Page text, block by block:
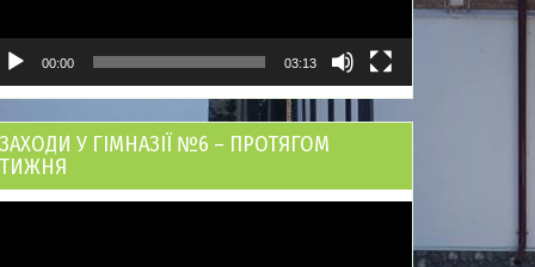
00:00 03:13
ЗАХОДИ У ГІМНАЗІЇ №6 – ПРОТЯГОМ
ТИЖНЯ